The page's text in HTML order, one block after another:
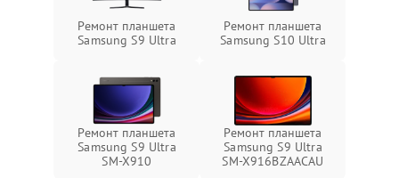
Ремонт планшета
Samsung S9 Ultra
Ремонт планшета
Samsung S10 Ultra
Ремонт планшета
Samsung S9 Ultra
SM-X910
Ремонт планшета
Samsung S9 Ultra
SM-X916BZAACAU